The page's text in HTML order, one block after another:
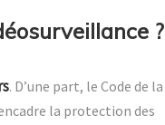
?
. D’une part, le Code de la
la protection des